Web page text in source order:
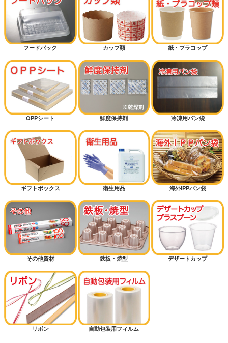
フードパック カップ類 紙・プラコップ
OPPシート 鮮度保持剤 冷凍用パン袋
ギフトボックス 衛生用品 海外IPPパン袋
その他資材 鉄板・焼型 デザートカップ
リボン 自動包装用フィルム